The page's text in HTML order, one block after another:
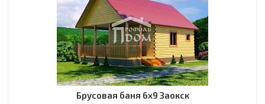
Брусовая баня 6х9 Заокск